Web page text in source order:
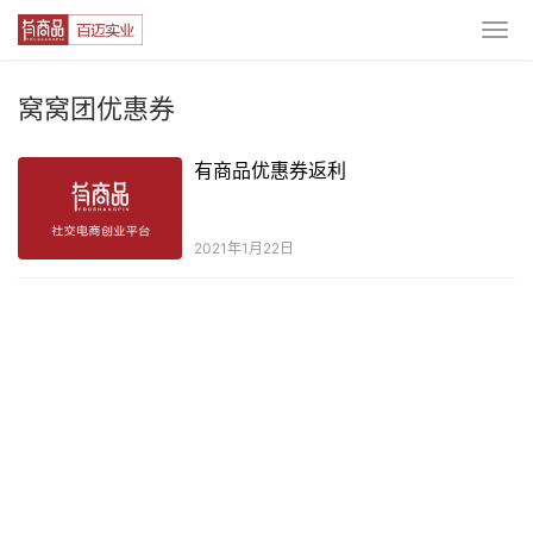
窝窝团优惠券
有商品优惠券返利
2021年1月22日